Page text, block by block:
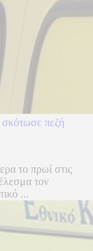
σκότωσε πεζή
το πρωί στις
τον
...